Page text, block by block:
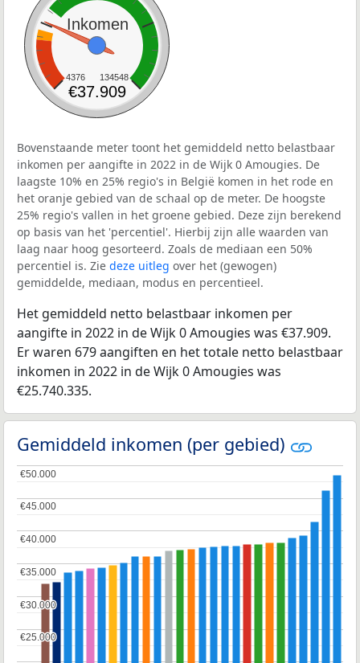
Inkomen
4376 134548
€37.909
Bovenstaande meter toont het gemiddeld netto belastbaar
inkomen per aangifte in 2022 in de Wijk 0 Amougies. De
laagste 10% en 25% regio's in België komen in het rode en
het oranje gebied van de schaal op de meter. De hoogste
25% regio's vallen in het groene gebied. Deze zijn berekend
op basis van het 'percentiel'. Hierbij zijn alle waarden van
laag naar hoog gesorteerd. Zoals de mediaan een 50%
percentiel is. Zie deze uitleg over het (gewogen)
gemiddelde, mediaan, modus en percentieel.
Het gemiddeld netto belastbaar inkomen per
aangifte in 2022 in de Wijk 0 Amougies was €37.909.
Er waren 679 aangiften en het totale netto belastbaar
inkomen in 2022 in de Wijk 0 Amougies was
€25.740.335.
Gemiddeld inkomen (per gebied)
€25.000
€25.000
€30.000
€30.000
€35.000
€35.000
€40.000
€40.000
€45.000
€45.000
€50.000
€50.000